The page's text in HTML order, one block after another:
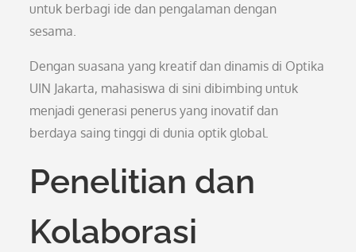
untuk berbagi ide dan pengalaman dengan
sesama.
Dengan suasana yang kreatif dan dinamis di Optika
UIN Jakarta, mahasiswa di sini dibimbing untuk
menjadi generasi penerus yang inovatif dan
berdaya saing tinggi di dunia optik global.
Penelitian dan
Kolaborasi